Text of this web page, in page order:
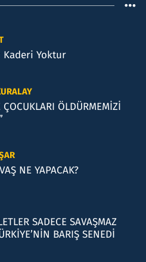
Yoktur
ÇOCUKLARI ÖLDÜRMEMİZİ
NE YAPACAK?
SADECE SAVAŞMAZ
BARIŞ SENEDİ